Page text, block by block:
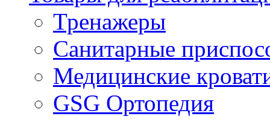
Тренажеры
Санитарные
Медицинские
GSG Ортопедия